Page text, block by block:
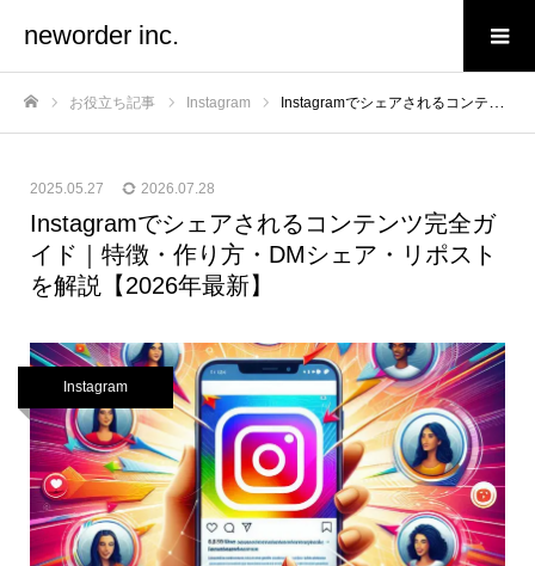
neworder inc.
お役立ち記事 Instagram Instagramでシェアされるコンテンツ完全ガイド｜特徴・作り方・DMシェア・リポストを解説【2026年最新】
2025.05.27 2026.07.28
Instagramでシェアされるコンテンツ完全ガ
イド｜特徴・作り方・DMシェア・リポスト
を解説【2026年最新】
Instagram